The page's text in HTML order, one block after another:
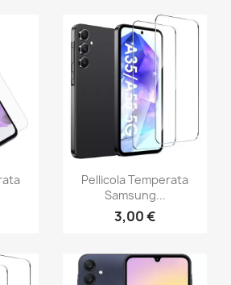
Pellicola Temperata
Samsung...
3,00 €